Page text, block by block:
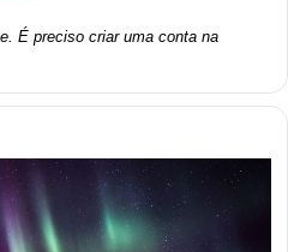
É preciso criar uma conta na